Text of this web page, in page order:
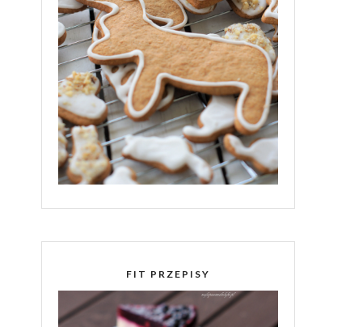
FIT PRZEPISY